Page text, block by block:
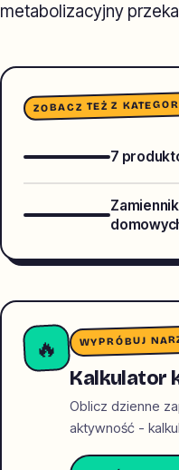
metabolizacyjny
ZOBACZ TEŻ Z
7
🔥 WYPRÓBUJ
Kalkulator
Oblicz dzienne
aktywność -